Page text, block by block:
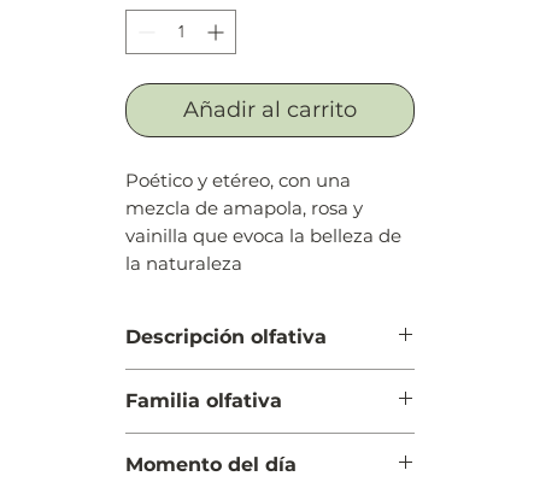
Añadir al carrito
Poético y etéreo, con una
mezcla de amapola, rosa y
vainilla que evoca la belleza de
la naturaleza
Descripción olfativa
espino, rosa de Bulgaria (rosa
Damascena de Bulgaria) y
mandarina
Familia olfativa
Momento del día